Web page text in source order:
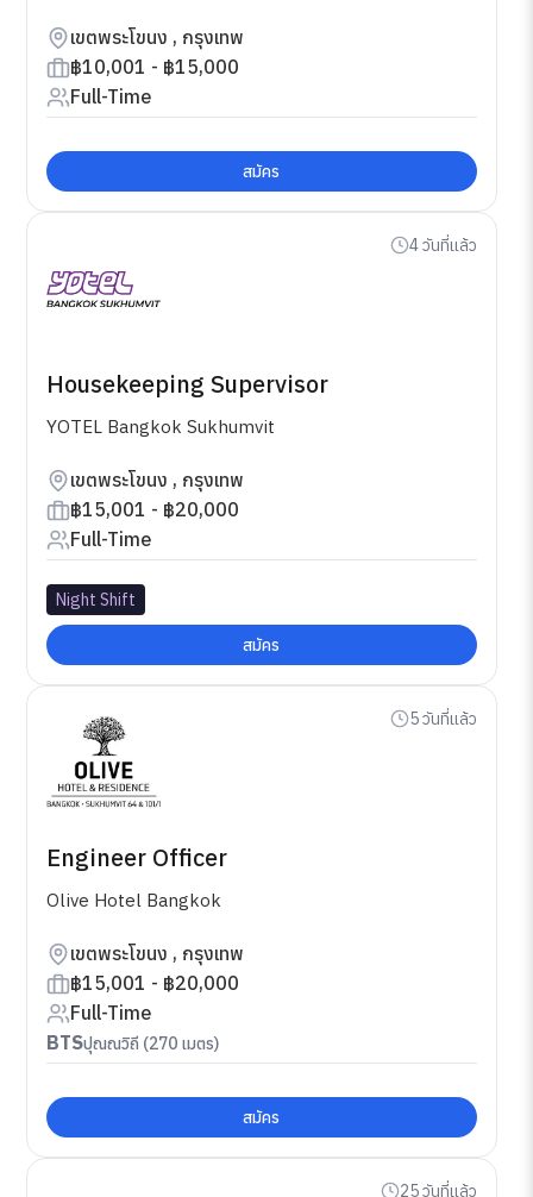
เขตพระโขนง , กรุงเทพ
฿10,001 - ฿15,000
Full-Time
สมัคร
4 วันที่แล้ว
Housekeeping Supervisor
YOTEL Bangkok Sukhumvit
เขตพระโขนง , กรุงเทพ
฿15,001 - ฿20,000
Full-Time
Night Shift
สมัคร
5 วันที่แล้ว
Engineer Officer
Olive Hotel Bangkok
เขตพระโขนง , กรุงเทพ
฿15,001 - ฿20,000
Full-Time
BTSปุณณวิถี (270 เมตร)
สมัคร
25 วันที่แล้ว